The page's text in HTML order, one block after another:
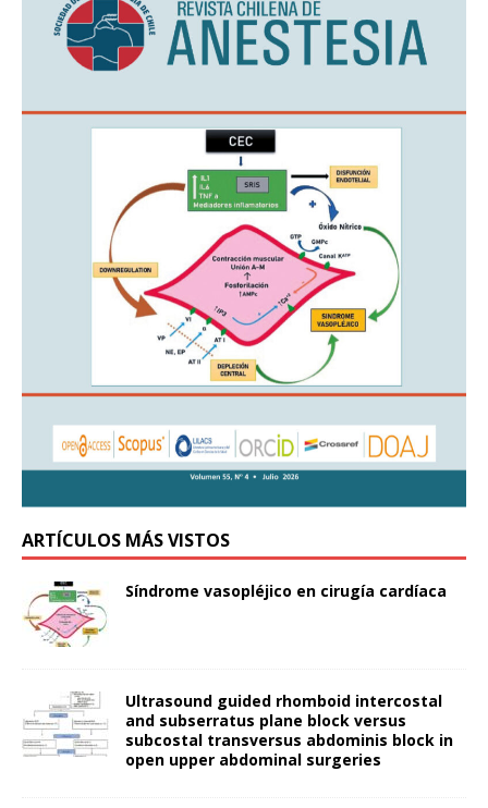
ARTÍCULOS MÁS VISTOS
Síndrome vasopléjico en cirugía cardíaca
Ultrasound guided rhomboid intercostal
and subserratus plane block versus
subcostal transversus abdominis block in
open upper abdominal surgeries